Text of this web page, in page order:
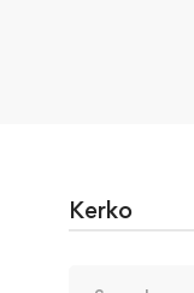
Kerko